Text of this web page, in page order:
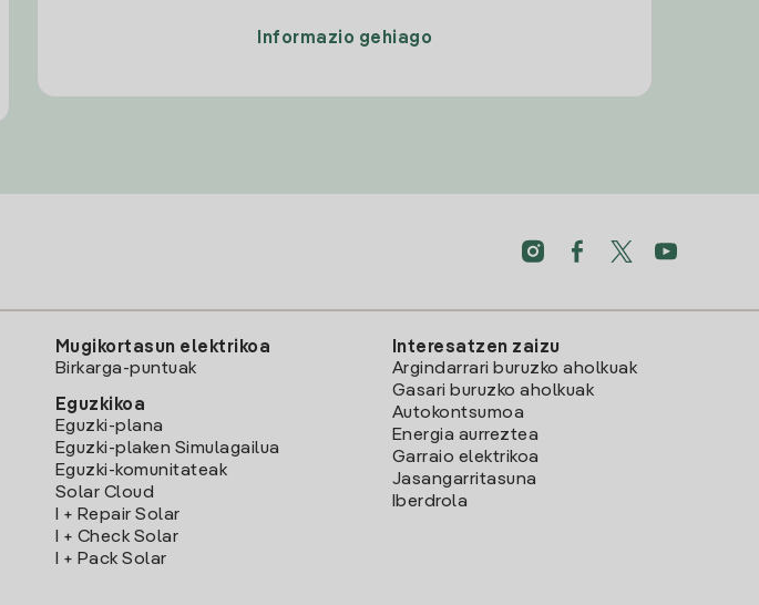
Informazio gehiago
Mugikortasun elektrikoa
Birkarga-puntuak
Eguzkikoa
Eguzki-plana
Eguzki-plaken Simulagailua
Eguzki-komunitateak
Solar Cloud
I + Repair Solar
I + Check Solar
I + Pack Solar
Interesatzen zaizu
Argindarrari buruzko aholkuak
Gasari buruzko aholkuak
Autokontsumoa
Energia aurreztea
Garraio elektrikoa
Jasangarritasuna
Iberdrola